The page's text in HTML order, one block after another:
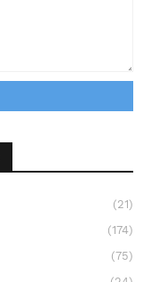
(21)
(174)
(75)